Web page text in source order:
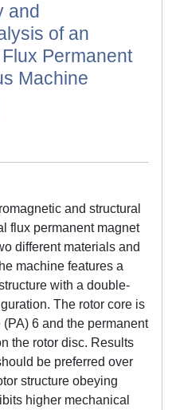
and
of an
Permanent
Machine
and structural
flux permanent magnet
different materials and
machine features a
with a double-
The rotor core is
6 and the permanent
the rotor disc. Results
be preferred over
structure obeying
higher mechanical